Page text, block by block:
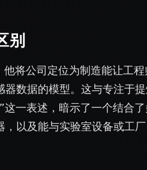
别
将公司定位为制造能让工
数据的模型。这与专注于
一表述，暗示了一个结合了
以及能与实验室设备或工